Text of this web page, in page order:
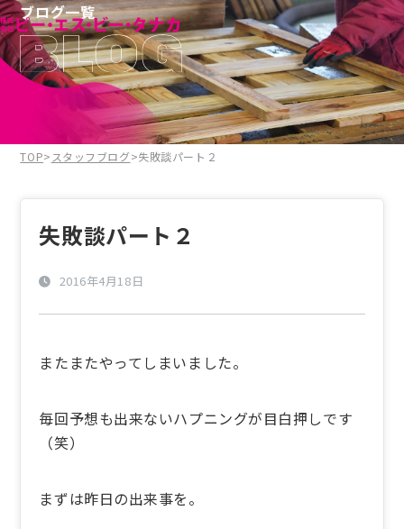
ブログ一覧
TOP> スタッフブログ>失敗談パート２
失敗談パート２
2016年4月18日
またまたやってしまいました。
毎回予想も出来ないハプニングが目白押しです
（笑）
まずは昨日の出来事を。